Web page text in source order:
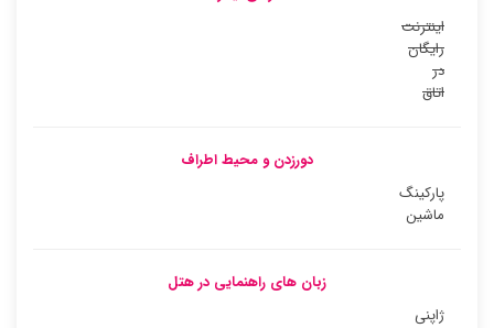
اینترنت
رایگان
در
اتاق
دورزدن و محیط اطراف
پارکینگ
ماشین
زبان های راهنمایی در هتل
ژاپنی